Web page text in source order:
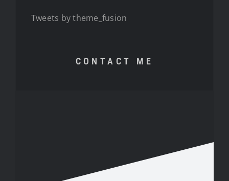
Tweets by theme_fusion
CONTACT ME